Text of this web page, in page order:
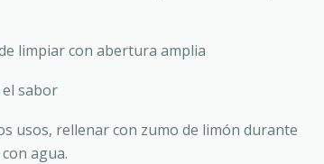
limpiar con abertura amplia
el sabor
usos, rellenar con zumo de limón durante
agua.